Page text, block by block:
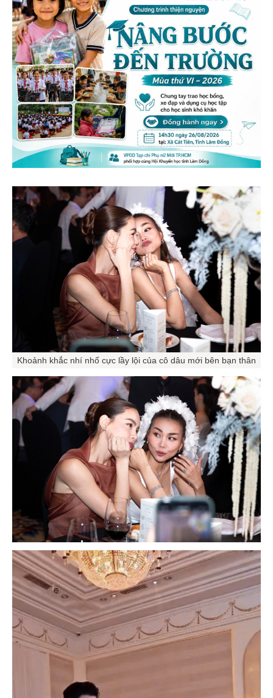
Khoảnh khắc nhí nhố cực lầy lội của cô dâu mới bên bạn thân